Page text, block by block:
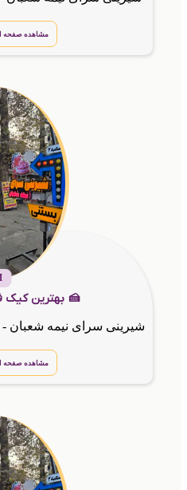
مشاهده صفحه
🍰 بهترین کیک
مشاهده صفحه